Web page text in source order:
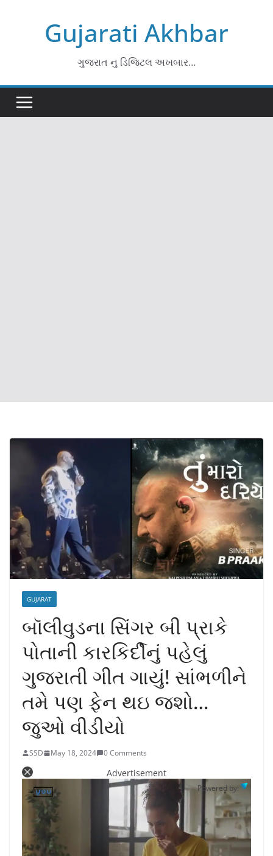
Gujarati Akhbar
ગુજરાત નુ ડિજિટલ અખબાર…
GUJARAT
બૉલીવુડના સિંગર બી પ્રાકે
પોતાની કારકિર્દીનું પહેલું
ગુજરાતી ગીત ગાયું! સાંભળીને
તમે પણ ફેન થઇ જશો…
જુઓ વીડીયો
SSD May 18, 2024 0 Comments
Advertisement
Powered by: